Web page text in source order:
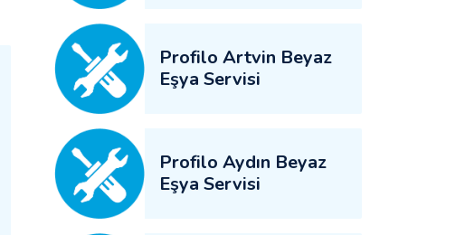
Profilo Artvin Beyaz
Eşya Servisi
Profilo Aydın Beyaz
Eşya Servisi